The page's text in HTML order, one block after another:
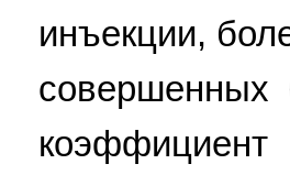
инъекции,
совершенных